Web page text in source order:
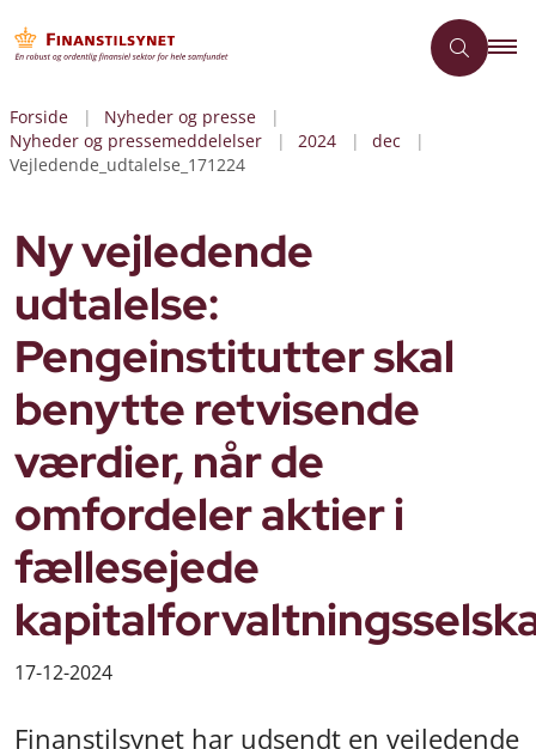
Forside
Nyheder og presse
Nyheder og pressemeddelelser
2024
dec
Vejledende_udtalelse_171224
Ny vejledende
udtalelse:
Pengeinstitutter skal
benytte retvisende
værdier, når de
omfordeler aktier i
fællesejede
17-12-2024
Finanstilsynet har udsendt en vejledende